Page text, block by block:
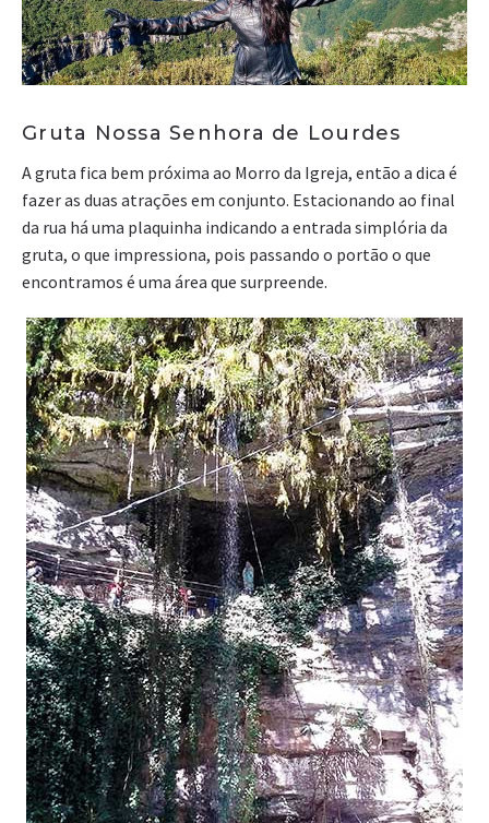
Gruta Nossa Senhora de Lourdes
A gruta fica bem próxima ao Morro da Igreja, então a dica é
fazer as duas atrações em conjunto. Estacionando ao final
da rua há uma plaquinha indicando a entrada simplória da
gruta, o que impressiona, pois passando o portão o que
encontramos é uma área que surpreende.